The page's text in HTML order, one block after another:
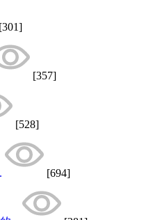
[301]
[357]
[528]
[694]